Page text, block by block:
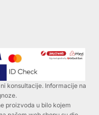
konsultacije. Informacije na
proizvoda u bilo kojem